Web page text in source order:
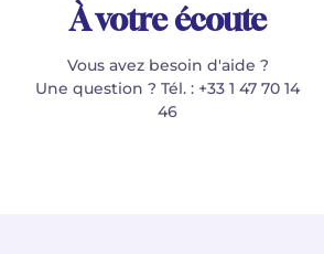
À votre écoute
Vous avez besoin d'aide ?
Une question ? Tél. : +33 1 47 70 14
46